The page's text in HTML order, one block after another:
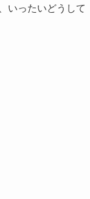
いったいどうして